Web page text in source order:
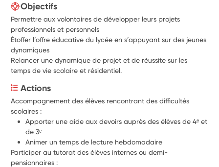
Objectifs
Permettre aux volontaires de développer leurs projets
professionnels et personnels
Étoffer l’offre éducative du lycée en s’appuyant sur des jeunes
dynamiques
Relancer une dynamique de projet et de réussite sur les
temps de vie scolaire et résidentiel.
Actions
Accompagnement des élèves rencontrant des difficultés
scolaires :
Apporter une aide aux devoirs auprès des élèves de 4ᵉ et
de 3ᵉ
Animer un temps de lecture hebdomadaire
Participer au tutorat des élèves internes ou demi-
pensionnaires :